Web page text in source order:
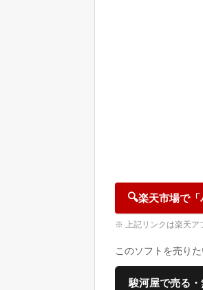
🔍楽天市場で
※ 上記リンクは楽天ア
このソフトを売り
駿河屋で売る